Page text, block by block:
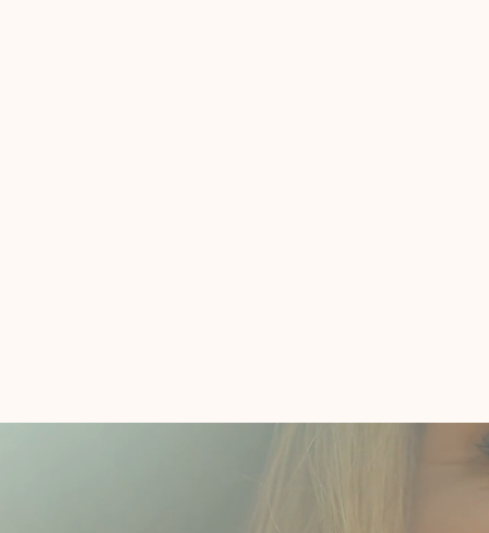
Basé sur les racines grecques